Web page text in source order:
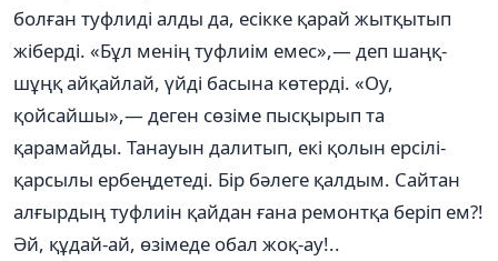
болған туфлиді алды да, есікке қарай жытқытып
жіберді. «Бұл менің туфлиім емес»,— деп шаңқ-
шұңқ айқайлай, үйді басына көтерді. «Оу,
қойсайшы»,— деген сөзіме пысқырып та
қарамайды. Танауын далитып, екі қолын ерсілі-
қарсылы ербеңдетеді. Бір бәлеге қалдым. Сайтан
алғырдың туфлиін қайдан ғана ремонтқа беріп ем?!
Әй, құдай-ай, өзімеде обал жоқ-ау!..